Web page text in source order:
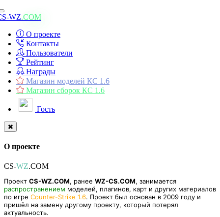
Toggle
navigation
WZ.COM
О проекте
Контакты
Пользователи
Рейтинг
Награды
Магазин моделей КС 1.6
Магазин сборок КС 1.6
Гость
О проекте
CS-WZ.COM
Проект CS-WZ.COM, ранее WZ-CS.COM, занимается
распространением моделей, плагинов, карт и других материалов
по игре Counter-Strike 1.6. Проект был основан в 2009 году и
пришёл на замену другому проекту, который потерял
актуальность.